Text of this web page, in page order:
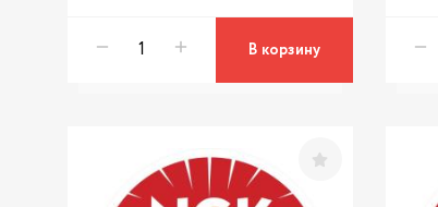
В корзину